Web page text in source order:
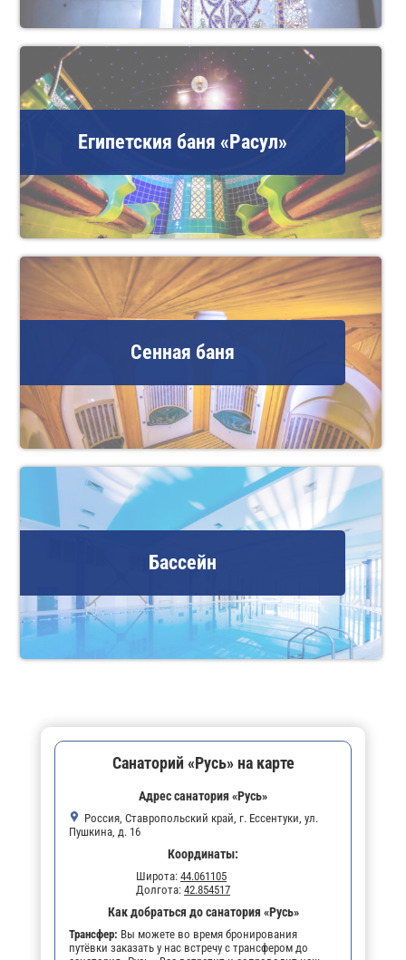
Египетския баня «Расул»
Сенная баня
Бассейн
Санаторий «Русь» на карте
Адрес санатория «Русь»
Россия, Ставропольский край, г. Ессентуки, ул.
Пушкина, д. 16
Координаты:
Широта: 44.061105
Долгота: 42.854517
Как добраться до санатория «Русь»
Трансфер: Вы можете во время бронирования
путёвки заказать у нас встречу с трансфером до